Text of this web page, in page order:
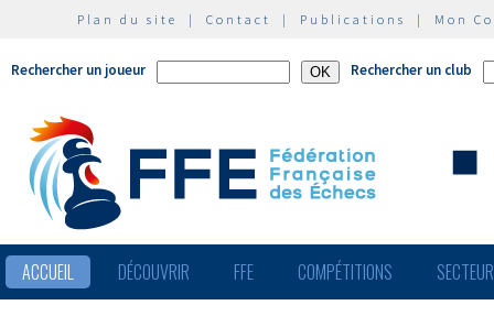
Plan du site | Contact | Publications | Mon
Rechercher un joueur Rechercher un club
ACCUEIL DÉCOUVRIR FFE COMPÉTITIONS